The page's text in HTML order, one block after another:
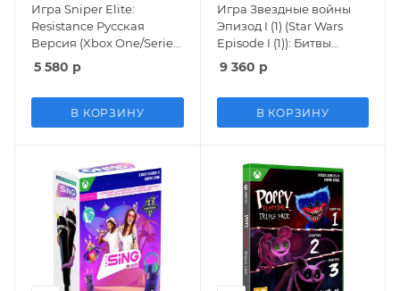
Игра Sniper Elite:
Resistance Русская
Версия (Xbox One/Series
X)
5 580 р
В КОРЗИНУ
Игра Звездные войны
Эпизод I (1) (Star Wars
Episode I (1)): Битвы
джедаев (Jedi Power
Battles) (Limited Run
(Xbox One/Series X)
9 360 р
В КОРЗИНУ